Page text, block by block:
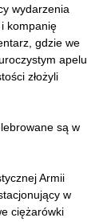
wydarzenia
kompanię
gdzie we
apelu
złożyli
są w
Armii
w
ciężarówki